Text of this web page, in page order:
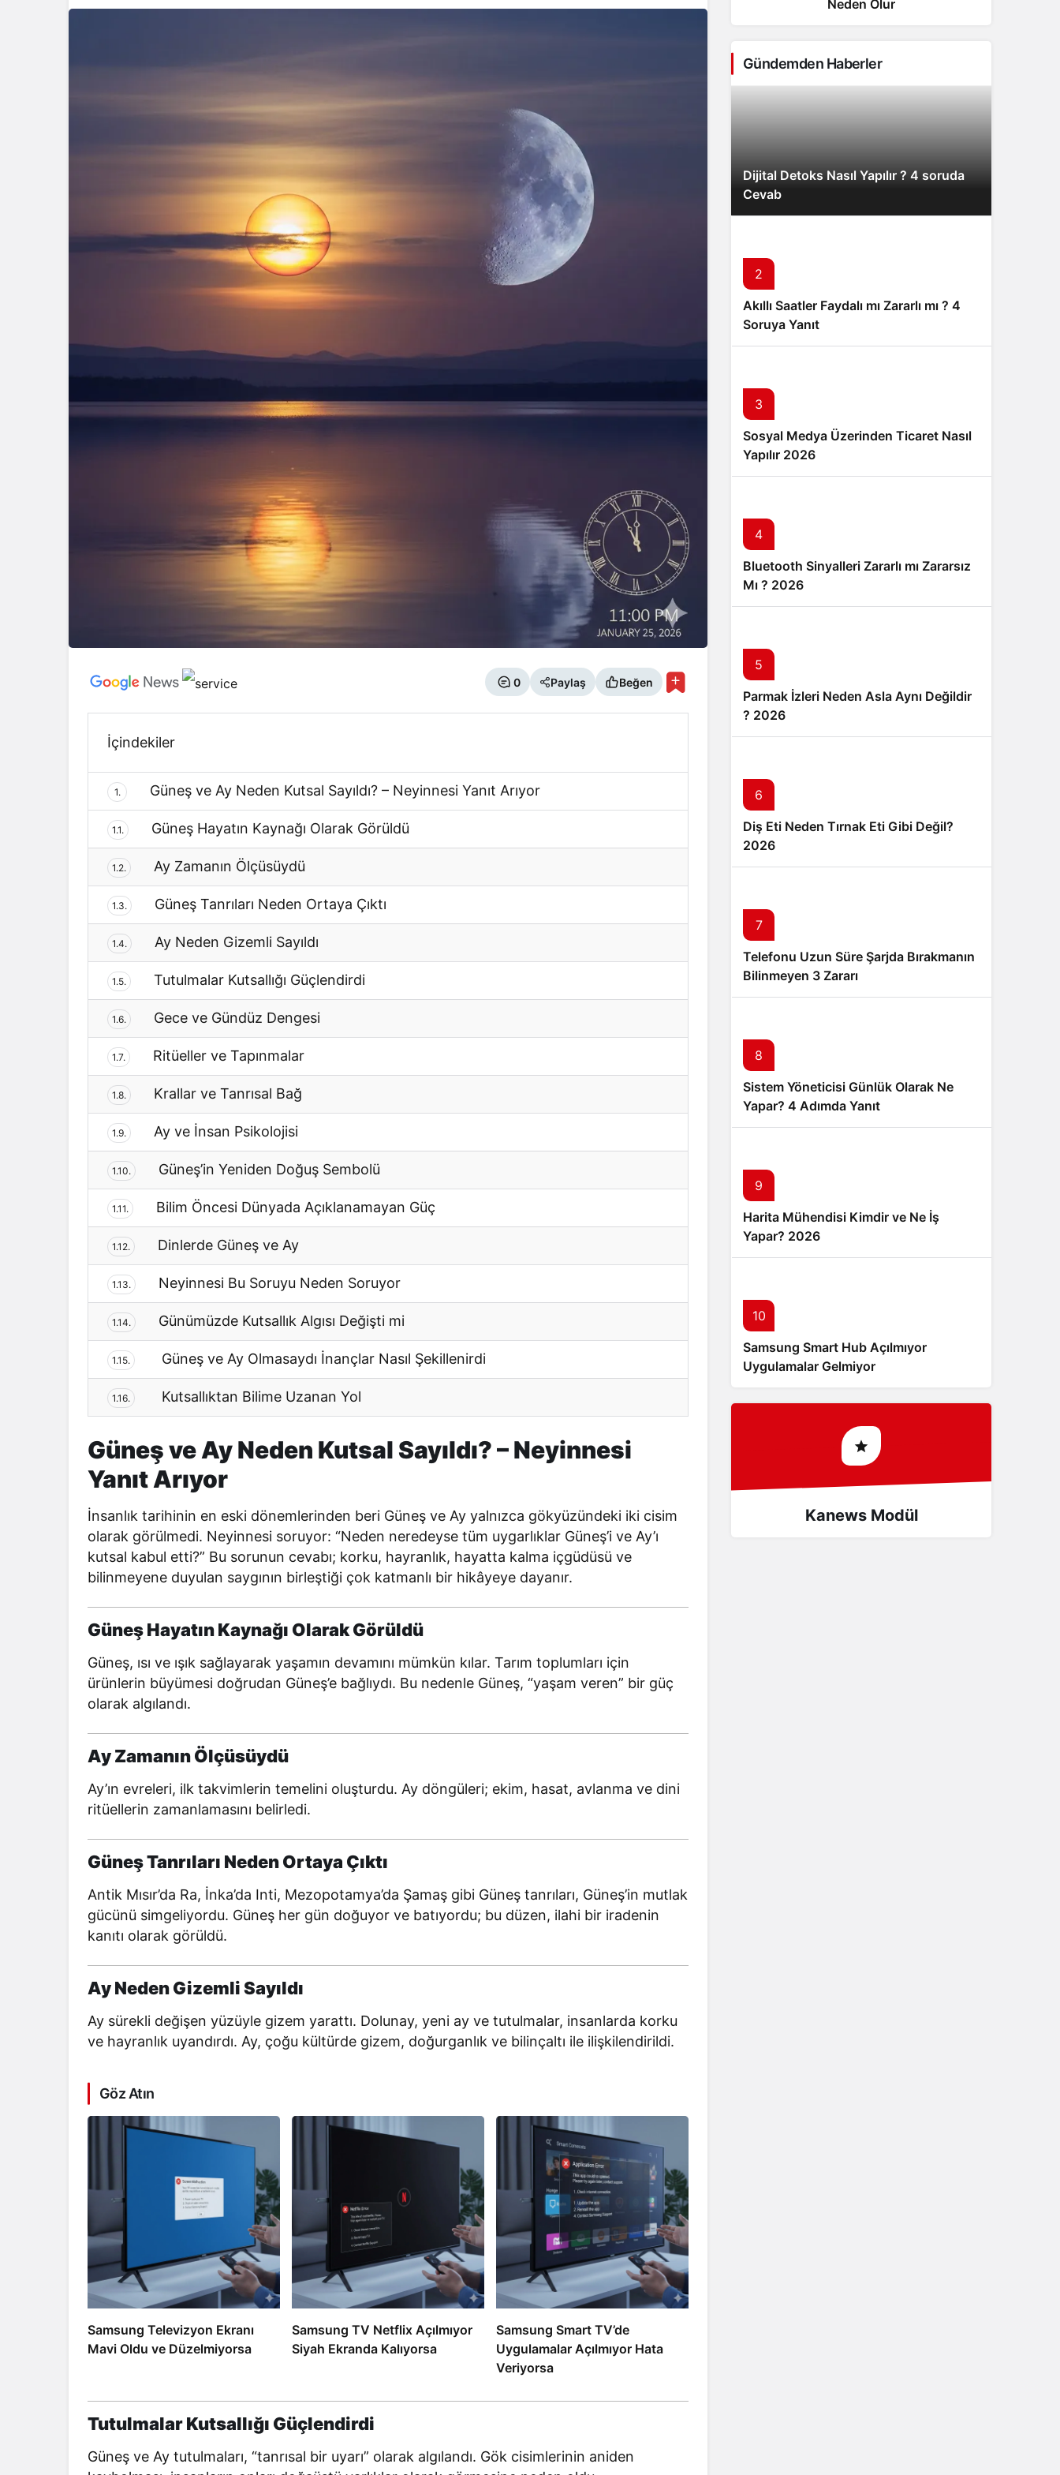
0 Paylaş Beğen
İçindekiler
1. Güneş ve Ay Neden Kutsal Sayıldı? – Neyinnesi Yanıt Arıyor
1.1. Güneş Hayatın Kaynağı Olarak Görüldü
1.2. Ay Zamanın Ölçüsüydü
1.3. Güneş Tanrıları Neden Ortaya Çıktı
1.4. Ay Neden Gizemli Sayıldı
1.5. Tutulmalar Kutsallığı Güçlendirdi
1.6. Gece ve Gündüz Dengesi
1.7. Ritüeller ve Tapınmalar
1.8. Krallar ve Tanrısal Bağ
1.9. Ay ve İnsan Psikolojisi
1.10. Güneş’in Yeniden Doğuş Sembolü
1.11. Bilim Öncesi Dünyada Açıklanamayan Güç
1.12. Dinlerde Güneş ve Ay
1.13. Neyinnesi Bu Soruyu Neden Soruyor
1.14. Günümüzde Kutsallık Algısı Değişti mi
1.15. Güneş ve Ay Olmasaydı İnançlar Nasıl Şekillenirdi
1.16. Kutsallıktan Bilime Uzanan Yol
Güneş ve Ay Neden Kutsal Sayıldı? – Neyinnesi
Yanıt Arıyor
İnsanlık tarihinin en eski dönemlerinden beri Güneş ve Ay yalnızca gökyüzündeki iki cisim
olarak görülmedi. Neyinnesi soruyor: “Neden neredeyse tüm uygarlıklar Güneş’i ve Ay’ı
kutsal kabul etti?” Bu sorunun cevabı; korku, hayranlık, hayatta kalma içgüdüsü ve
bilinmeyene duyulan saygının birleştiği çok katmanlı bir hikâyeye dayanır.
Güneş Hayatın Kaynağı Olarak Görüldü
Güneş, ısı ve ışık sağlayarak yaşamın devamını mümkün kılar. Tarım toplumları için
ürünlerin büyümesi doğrudan Güneş’e bağlıydı. Bu nedenle Güneş, “yaşam veren” bir güç
olarak algılandı.
Ay Zamanın Ölçüsüydü
Ay’ın evreleri, ilk takvimlerin temelini oluşturdu. Ay döngüleri; ekim, hasat, avlanma ve dini
ritüellerin zamanlamasını belirledi.
Güneş Tanrıları Neden Ortaya Çıktı
Antik Mısır’da Ra, İnka’da Inti, Mezopotamya’da Şamaş gibi Güneş tanrıları, Güneş’in mutlak
gücünü simgeliyordu. Güneş her gün doğuyor ve batıyordu; bu düzen, ilahi bir iradenin
kanıtı olarak görüldü.
Ay Neden Gizemli Sayıldı
Ay sürekli değişen yüzüyle gizem yarattı. Dolunay, yeni ay ve tutulmalar, insanlarda korku
ve hayranlık uyandırdı. Ay, çoğu kültürde gizem, doğurganlık ve bilinçaltı ile ilişkilendirildi.
Göz Atın
Samsung Televizyon Ekranı
Mavi Oldu ve Düzelmiyorsa
Samsung TV Netflix Açılmıyor
Siyah Ekranda Kalıyorsa
Samsung Smart TV’de
Uygulamalar Açılmıyor Hata
Veriyorsa
Tutulmalar Kutsallığı Güçlendirdi
Güneş ve Ay tutulmaları, “tanrısal bir uyarı” olarak algılandı. Gök cisimlerinin aniden
Neden Olur
Gündemden Haberler
Dijital Detoks Nasıl Yapılır ? 4 soruda
Cevab
2
Akıllı Saatler Faydalı mı Zararlı mı ? 4
Soruya Yanıt
3
Sosyal Medya Üzerinden Ticaret Nasıl
Yapılır 2026
4
Bluetooth Sinyalleri Zararlı mı Zararsız
Mı ? 2026
5
Parmak İzleri Neden Asla Aynı Değildir
? 2026
6
Diş Eti Neden Tırnak Eti Gibi Değil?
2026
7
Telefonu Uzun Süre Şarjda Bırakmanın
Bilinmeyen 3 Zararı
8
Sistem Yöneticisi Günlük Olarak Ne
Yapar? 4 Adımda Yanıt
9
Harita Mühendisi Kimdir ve Ne İş
Yapar? 2026
10
Samsung Smart Hub Açılmıyor
Uygulamalar Gelmiyor
Kanews Modül